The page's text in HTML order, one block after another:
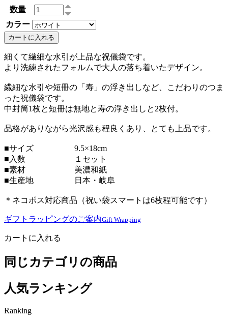
数量
カラー
カートに入れる
細くて繊細な水引が上品な祝儀袋です。
より洗練されたフォルムで大人の落ち着いたデザイン。
繊細な水引や短冊の「寿」の浮き出しなど、こだわりのつま
った祝儀袋です。
中封筒1枚と短冊は無地と寿の浮き出しと2枚付。
品格がありながら光沢感も程良くあり、とても上品です。
■サイズ 9.5×18cm
■入数 １セット
■素材 美濃和紙
■生産地 日本・岐阜
＊ネコポス対応商品（祝い袋スマートは6枚程可能です）
ギフトラッピングのご案内Gift Wrapping
カートに入れる
同じカテゴリの商品
人気ランキング
Ranking